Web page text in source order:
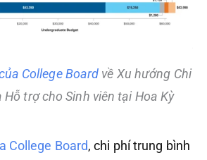
College Board về Xu hướng Chi
trợ cho Sinh viên tại Hoa Kỳ
College Board, chi phí trung bình